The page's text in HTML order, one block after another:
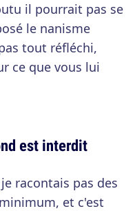
il pourrait pas se
le nanisme
tout réfléchi,
ce que vous lui
est interdit
racontais pas des
et c'est